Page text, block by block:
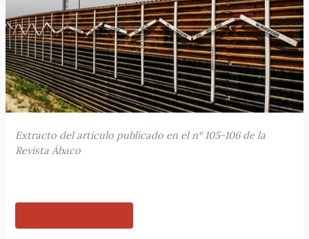
Extracto del artículo publicado en el nº 105-106 de la
Revista Ábaco